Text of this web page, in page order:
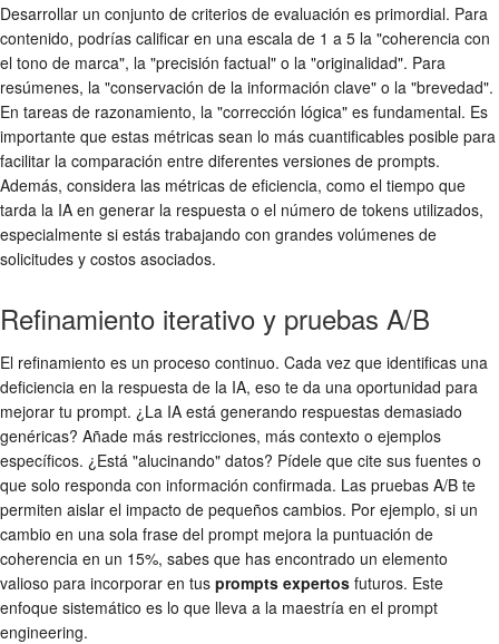
Desarrollar un conjunto de criterios de evaluación es primordial. Para
contenido, podrías calificar en una escala de 1 a 5 la "coherencia con
el tono de marca", la "precisión factual" o la "originalidad". Para
resúmenes, la "conservación de la información clave" o la "brevedad".
En tareas de razonamiento, la "corrección lógica" es fundamental. Es
importante que estas métricas sean lo más cuantificables posible para
facilitar la comparación entre diferentes versiones de prompts.
Además, considera las métricas de eficiencia, como el tiempo que
tarda la IA en generar la respuesta o el número de tokens utilizados,
especialmente si estás trabajando con grandes volúmenes de
solicitudes y costos asociados.
Refinamiento iterativo y pruebas A/B
El refinamiento es un proceso continuo. Cada vez que identificas una
deficiencia en la respuesta de la IA, eso te da una oportunidad para
mejorar tu prompt. ¿La IA está generando respuestas demasiado
genéricas? Añade más restricciones, más contexto o ejemplos
específicos. ¿Está "alucinando" datos? Pídele que cite sus fuentes o
que solo responda con información confirmada. Las pruebas A/B te
permiten aislar el impacto de pequeños cambios. Por ejemplo, si un
cambio en una sola frase del prompt mejora la puntuación de
coherencia en un 15%, sabes que has encontrado un elemento
valioso para incorporar en tus prompts expertos futuros. Este
enfoque sistemático es lo que lleva a la maestría en el prompt
engineering.